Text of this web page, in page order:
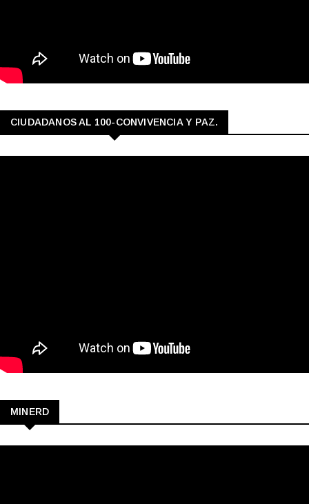
CIUDADANOS AL 100-CONVIVENCIA Y PAZ.
MINERD